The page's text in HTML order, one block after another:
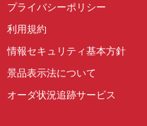
プライバシーポリシー
利用規約
情報セキュリティ基本方針
景品表示法について
オーダ状況追跡サービス